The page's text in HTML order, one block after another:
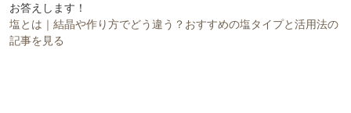
お答えします！
塩とは｜結晶や作り方でどう違う？おすすめの塩タイプと活用法の
記事を見る